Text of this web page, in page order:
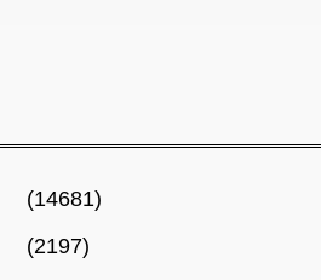
(14681)
(2197)